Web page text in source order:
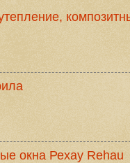
окна Рехау Rehau